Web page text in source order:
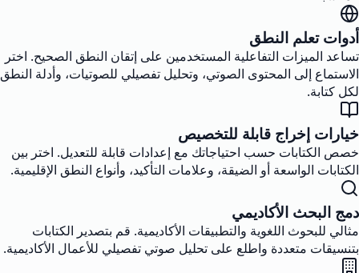
أدوات تعلم النطق
تساعد الميزات التفاعلية المستخدمين على إتقان النطق الصحيح. اختر
الاستماع إلى المحتوى الصوتي، وتحليل تفصيلي للصوتيات، وأدلة النطق
لكل كتابة.
خيارات إخراج قابلة للتخصيص
خصص الكتابات حسب احتياجاتك مع إعدادات قابلة للتعديل. اختر بين
الكتابات الواسعة أو الضيقة، وعلامات التأكيد، وأنواع النطق الإقليمية.
دمج البحث الأكاديمي
مثالي للبحوث اللغوية والتطبيقات الأكاديمية. قم بتصدير الكتابات
بتنسيقات متعددة واطلع على تحليل صوتي تفصيلي للأعمال الأكاديمية.